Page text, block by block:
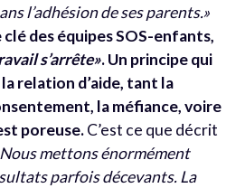
l’adhésion de ses parents.»
clé des équipes SOS-enfants,
s’arrête». Un principe qui
relation d’aide, tant la
la méfiance, voire
poreuse.C’est ce que décrit
mettons énormément
parfois décevants. La